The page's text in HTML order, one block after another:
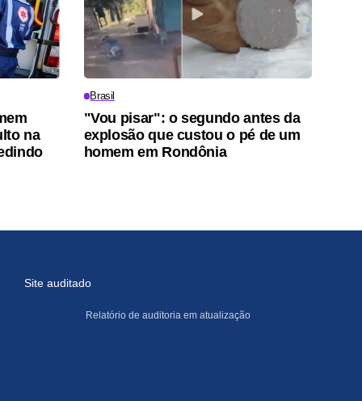
na
Brasil
"Vou pisar": o segundo antes da
explosão que custou o pé de um
homem em Rondônia
Site auditado
Relatório de auditoria em atualização